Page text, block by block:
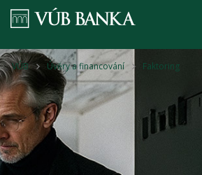
VÚB BANKA
VÚB Úvěry a financování Faktoring